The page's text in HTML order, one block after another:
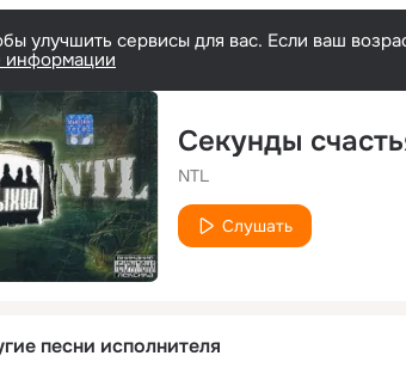
улучшить сервисы для вас. Если ваш
информации
Секунды
NTL
Слушать
песни исполнителя